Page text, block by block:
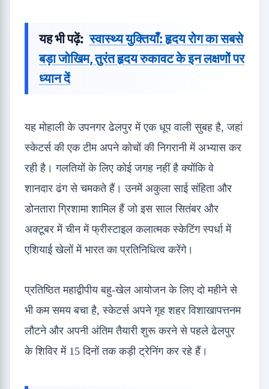
यह भी पढ़ें: स्वास्थ्य युक्तियाँ: हृदय रोग का सबसे
बड़ा जोखिम, तुरंत हृदय रुकावट के इन लक्षणों पर
ध्यान दें
यह मोहाली के उपनगर ढेलपुर में एक धूप वाली सुबह है, जहां
स्केटर्स की एक टीम अपने कोचों की निगरानी में अभ्यास कर
रही है। गलतियों के लिए कोई जगह नहीं है क्योंकि वे
शानदार ढंग से चमकते हैं। उनमें अकुला साई संहिता और
डोनतारा ग्रिशामा शामिल हैं जो इस साल सितंबर और
अक्टूबर में चीन में फ्रीस्टाइल कलात्मक स्केटिंग स्पर्धा में
एशियाई खेलों में भारत का प्रतिनिधित्व करेंगे।
प्रतिष्ठित महाद्वीपीय बहु-खेल आयोजन के लिए दो महीने से
भी कम समय बचा है, स्केटर्स अपने गृह शहर विशाखापत्तनम
लौटने और अपनी अंतिम तैयारी शुरू करने से पहले ढेलपुर
के शिविर में 15 दिनों तक कड़ी ट्रेनिंग कर रहे हैं।